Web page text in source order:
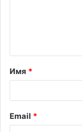
Имя *
Email *